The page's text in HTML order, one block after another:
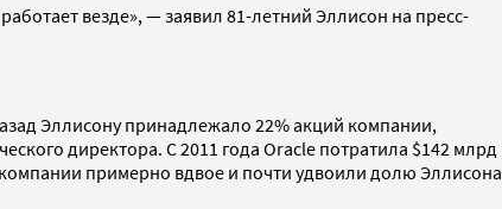
везде», — заявил 81-летний Эллисон на пресс-
Эллисону принадлежало 22% акций компании,
директора. С 2011 года Oracle потратила $142 млрд
примерно вдвое и почти удвоили долю Эллисона